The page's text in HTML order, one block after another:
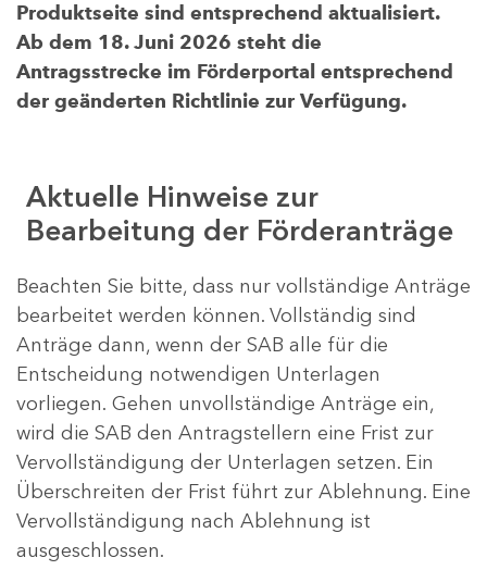
Produktseite sind entsprechend aktualisiert.
Ab dem 18. Juni 2026 steht die
Antragsstrecke im Förderportal entsprechend
der geänderten Richtlinie zur Verfügung.
Aktuelle Hinweise zur
Bearbeitung der Förderanträge
Beachten Sie bitte, dass nur vollständige Anträge
bearbeitet werden können. Vollständig sind
Anträge dann, wenn der SAB alle für die
Entscheidung notwendigen Unterlagen
vorliegen. Gehen unvollständige Anträge ein,
wird die SAB den Antragstellern eine Frist zur
Vervollständigung der Unterlagen setzen. Ein
Überschreiten der Frist führt zur Ablehnung. Eine
Vervollständigung nach Ablehnung ist
ausgeschlossen.